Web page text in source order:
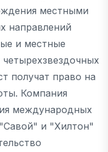
местными
направлений
и местные
получат право на
Компания
международных
и "Хилтон"